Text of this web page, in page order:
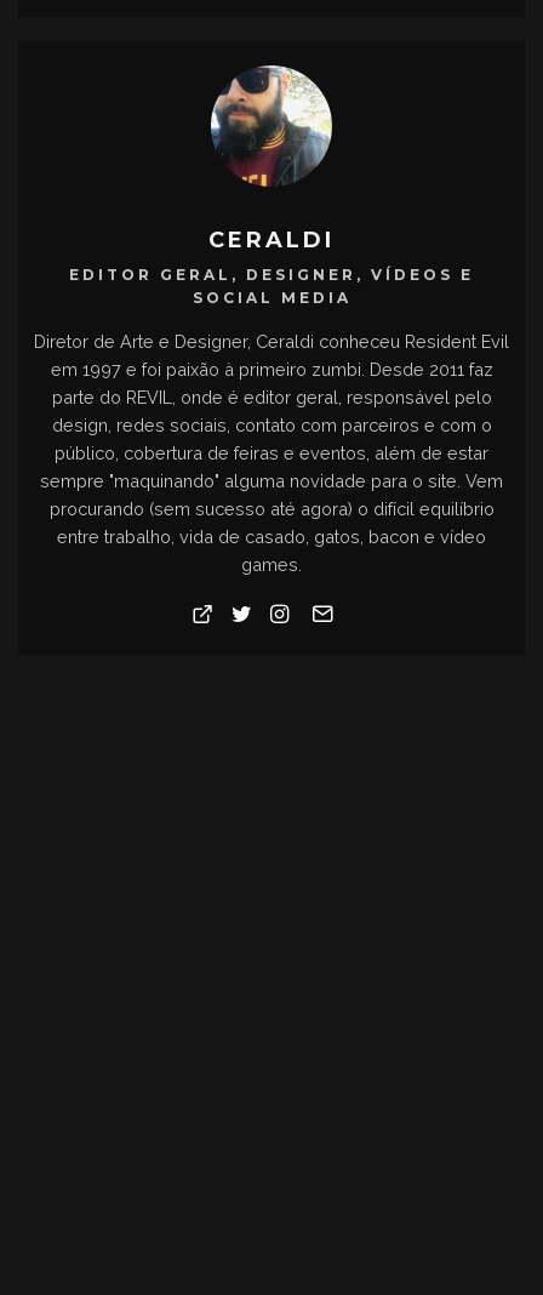
CERALDI
EDITOR GERAL, DESIGNER, VÍDEOS E
SOCIAL MEDIA
Diretor de Arte e Designer, Ceraldi conheceu Resident Evil
em 1997 e foi paixão à primeiro zumbi. Desde 2011 faz
parte do REVIL, onde é editor geral, responsável pelo
design, redes sociais, contato com parceiros e com o
público, cobertura de feiras e eventos, além de estar
sempre "maquinando" alguma novidade para o site. Vem
procurando (sem sucesso até agora) o difícil equilíbrio
entre trabalho, vida de casado, gatos, bacon e vídeo
games.